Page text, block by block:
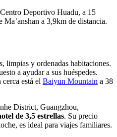
Deportivo Huadu, a 15
a 3,9km de distancia.
limpias y ordenadas habitaciones.
a ayudar a sus huéspedes.
está el Baiyun Mountain a 38
District, Guangzhou,
de 3,5 estrellas. Su precio
es ideal para viajes familiares.